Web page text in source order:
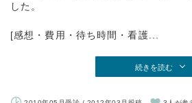
した。
[感想・費用・待ち時間・看護...
続きを読む